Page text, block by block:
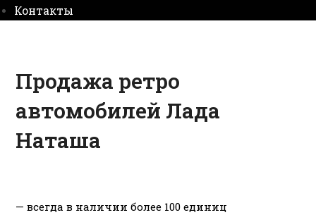
Контакты
Продажа ретро
автомобилей Лада
Наташа
— всегда в наличии более 100 единиц